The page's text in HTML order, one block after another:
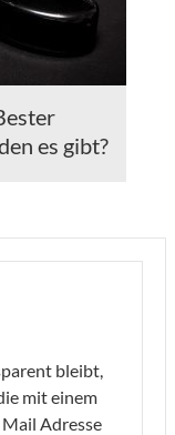
es gibt?
bleibt,
mit einem
Adresse